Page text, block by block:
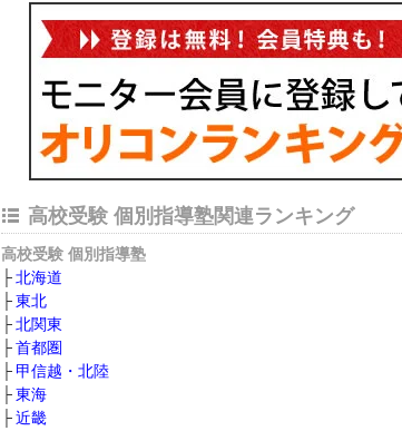
高校受験 個別指導塾関連ランキング
高校受験 個別指導塾
北海道
東北
北関東
首都圏
甲信越・北陸
東海
近畿